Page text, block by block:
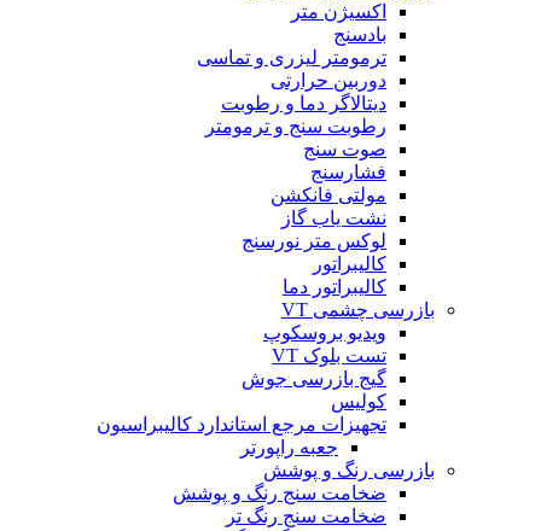
اکسیژن متر
بادسنج
ترمومتر لیزری و تماسی
دوربین حرارتی
دیتالاگر دما و رطوبت
رطوبت سنج و ترمومتر
صوت سنج
فشارسنج
مولتی فانکشن
نشت یاب گاز
لوکس متر نورسنج
کالیبراتور
کالیبراتور دما
بازرسی چشمی VT
ویدیو بروسکوپ
تست بلوک VT
گیج بازرسی جوش
کولیس
تجهیزات مرجع استاندارد کالیبراسیون
جعبه راپورتر
بازرسی رنگ و پوشش
ضخامت سنج رنگ و پوشش
ضخامت سنج رنگ تر